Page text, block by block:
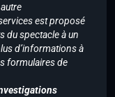
est proposé
du spectacle à un
d’informations à
formulaires de